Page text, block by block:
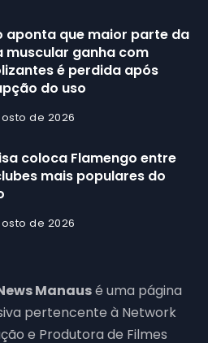
aponta que maior parte da
muscular ganha com
é perdida após
do uso
de 2026
coloca Flamengo entre
mais populares do
de 2026
Manausé uma página
pertencente à Network
e Produtora de Filmes